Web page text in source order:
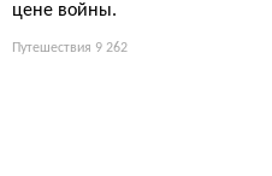
цене войны.
Путешествия 9 262